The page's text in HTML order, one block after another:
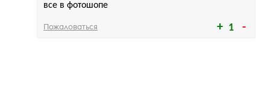
1
все в фотошопе
Пожаловаться